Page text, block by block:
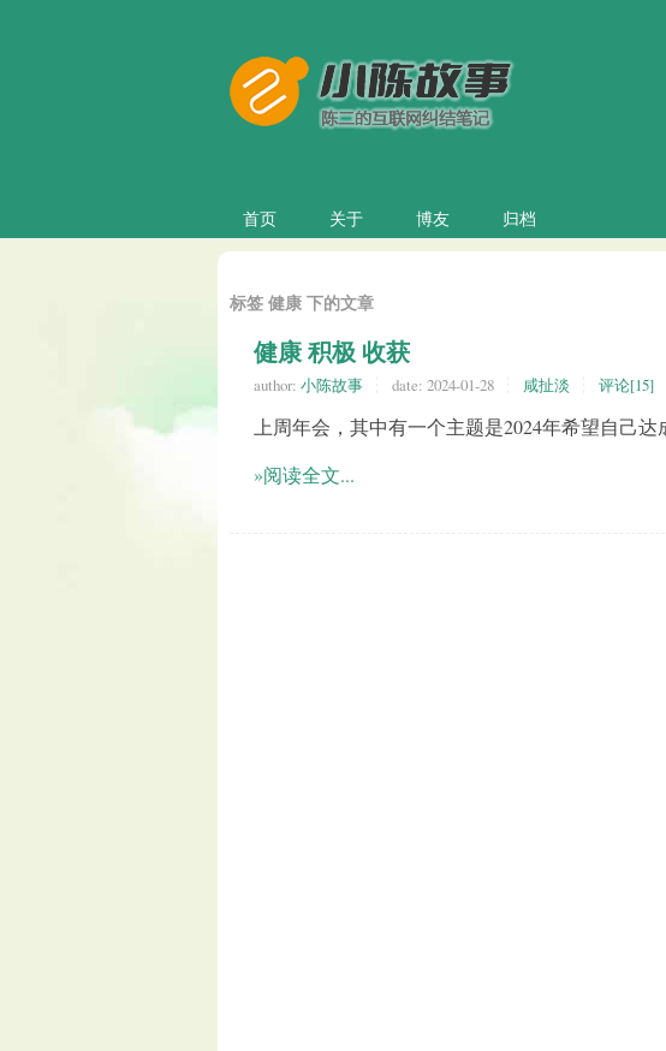
首页 关于 博友 归档
标签 健康 下的文章
健康 积极 收获
author: 小陈故事 date: 2024-01-28 咸扯淡 评论[15]
上周年会，其中有一个主题是2024年希望自己达
»阅读全文...